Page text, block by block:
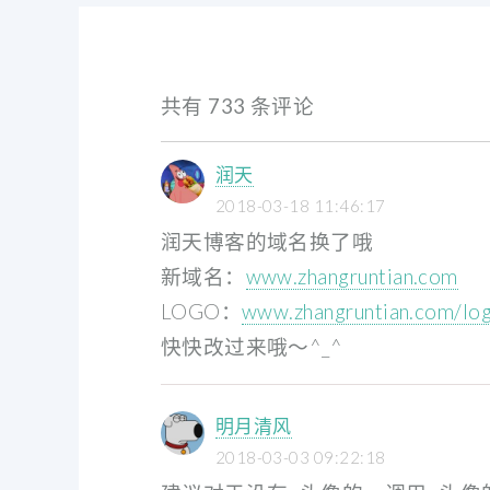
共有 733 条评论
润天
2018-03-18 11:46:17
润天博客的域名换了哦
新域名： www.zhangruntian.com
LOGO： www.zhangruntian.com/
快快改过来哦～^_^
明月清风
2018-03-03 09:22:18